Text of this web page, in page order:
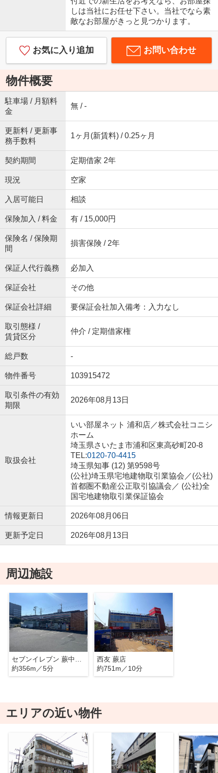
しは当社にお任せ下さい。当社でなら素
敵なお部屋がきっと見つかります。
お気に入り追加 お問い合わせ
物件概要
駐車場 / 月額料
金
無 / -
更新料 / 更新事
務手数料
1ヶ月(新賃料) / 0.25ヶ月
契約期間 定期借家 2年
現況 空家
入居可能日 相談
保険加入 / 料金 有 / 15,000円
保険名 / 保険期
間
損害保険 / 2年
保証人代行義務 必加入
保証会社 その他
保証会社詳細 要保証会社加入備考：入力なし
取引態様 /
賃貸区分
仲介 / 定期借家権
総戸数 -
物件番号 103915472
取引条件の有効
期限
2026年08月13日
取扱会社
いい部屋ネット 浦和店／株式会社コニシ
ホーム
埼玉県さいたま市浦和区東高砂町20-8
TEL:0120-70-4415
埼玉県知事 (12) 第9598号
(公社)埼玉県宅地建物取引業協会／(公社)
首都圏不動産公正取引協議会／ (公社)全
国宅地建物取引業保証協会
情報更新日 2026年08月06日
更新予定日 2026年08月13日
周辺施設
約356m／5分
西友 蕨店
約751m／10分
エリアの近い物件